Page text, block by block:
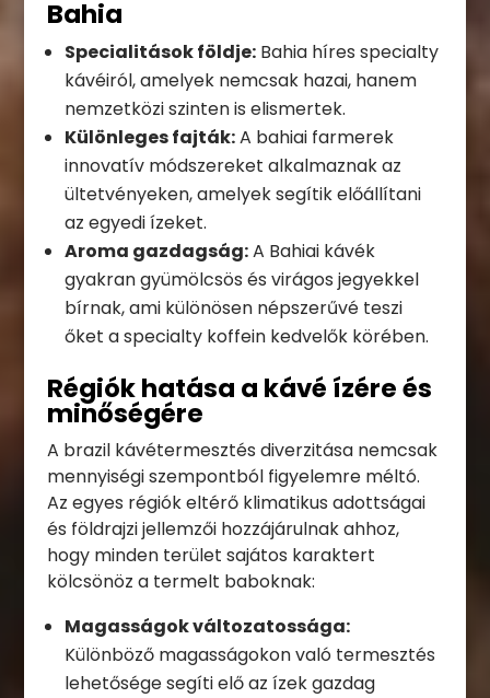
Bahia
Specialitások földje:Bahia híres specialty
kávéiról, amelyek nemcsak hazai, hanem
nemzetközi szinten is elismertek.
Különleges fajták:A bahiai farmerek
innovatív módszereket alkalmaznak az
ültetvényeken, amelyek segítik előállítani
az egyedi ízeket.
Aroma gazdagság:A Bahiai kávék
gyakran gyümölcsös és virágos jegyekkel
bírnak, ami különösen népszerűvé teszi
őket a specialty koffein kedvelők körében.
Régiók hatása a kávé ízére és
minőségére
A brazil kávétermesztés diverzitása nemcsak
mennyiségi szempontból figyelemre méltó.
Az egyes régiók eltérő klimatikus adottságai
és földrajzi jellemzői hozzájárulnak ahhoz,
hogy minden terület sajátos karaktert
kölcsönöz a termelt baboknak:
Magasságok változatossága:
Különböző magasságokon való termesztés
lehetősége segíti elő az ízek gazdag